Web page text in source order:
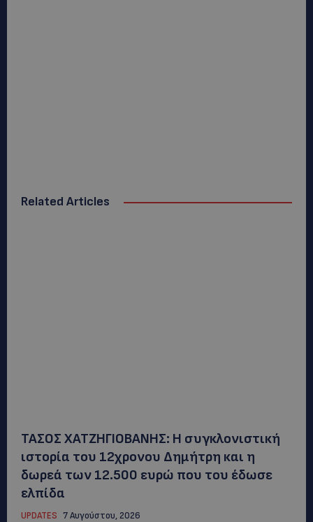
Related Articles
ΤΑΣΟΣ ΧΑΤΖΗΓΙΟΒΑΝΗΣ: Η συγκλονιστική
ιστορία του 12χρονου Δημήτρη και η
δωρεά των 12.500 ευρώ που του έδωσε
ελπίδα
UPDATES 7 Αυγούστου, 2026